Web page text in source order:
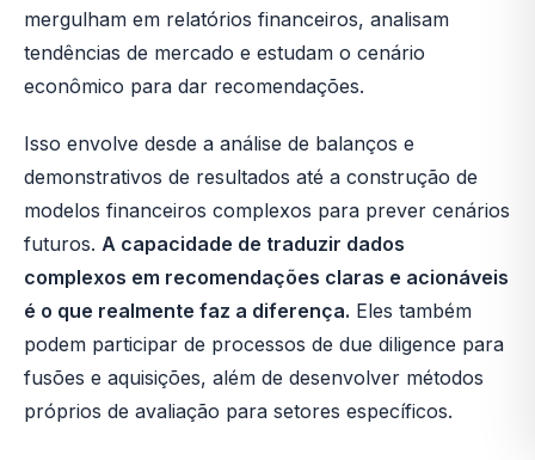
mergulham em relatórios financeiros, analisam
tendências de mercado e estudam o cenário
econômico para dar recomendações.
Isso envolve desde a análise de balanços e
demonstrativos de resultados até a construção de
modelos financeiros complexos para prever cenários
futuros. A capacidade de traduzir dados
complexos em recomendações claras e acionáveis
é o que realmente faz a diferença. Eles também
podem participar de processos de due diligence para
fusões e aquisições, além de desenvolver métodos
próprios de avaliação para setores específicos.